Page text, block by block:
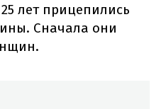
лет прицепились
Сначала они